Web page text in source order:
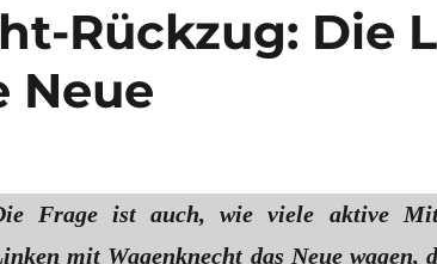
Rückzug: Die
Neue
Frage ist auch, wie viele aktive
mit Wagenknecht das Neue wagen,